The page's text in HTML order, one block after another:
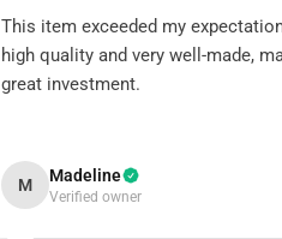
This item exceeded my
high quality and very well-made,
great investment.
M Madeline
Verified owner